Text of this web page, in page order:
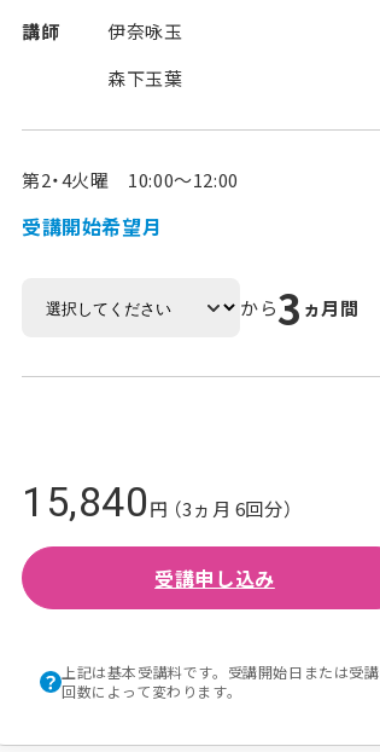
講師
伊奈咏玉
森下玉葉
第2・4火曜 10:00～12:00
受講開始希望月
から3 ヵ月間
15,840円 （3ヵ月 6回分）
受講申し込み
上記は基本受講料です。受講開始日または受講
回数によって変わります。